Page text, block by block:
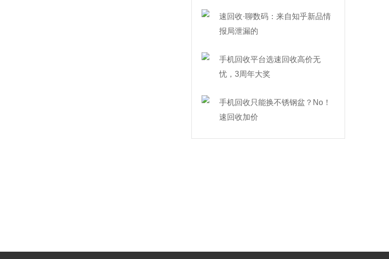
速回收·聊数码：来自知乎新品情
报局泄漏的
手机回收平台选速回收高价无
忧，3周年大奖
手机回收只能换不锈钢盆？No！
速回收加价